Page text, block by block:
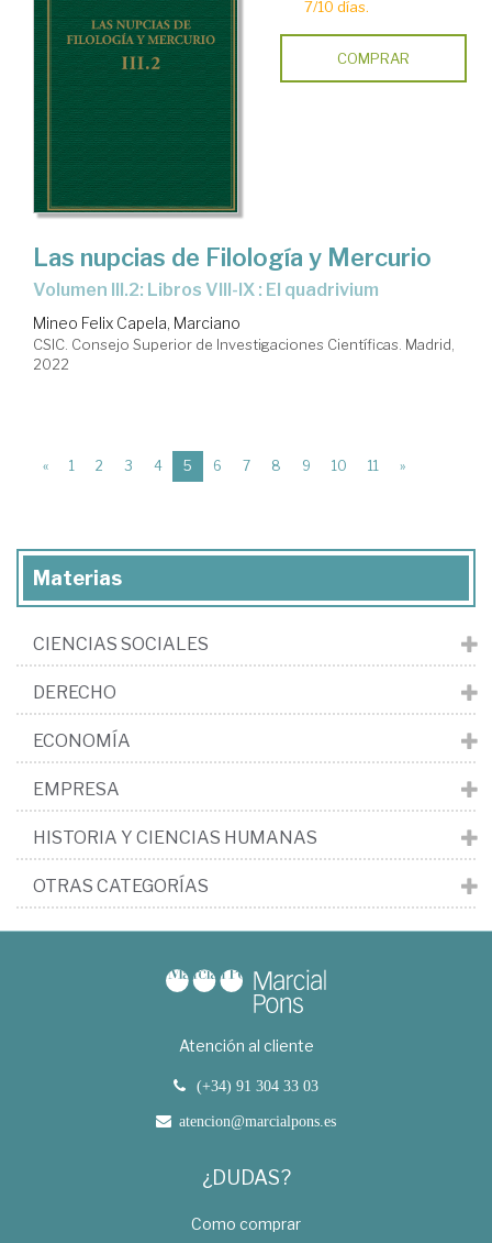
7/10 días.
COMPRAR
Las nupcias de Filología y Mercurio
Volumen III.2: Libros VIII-IX : El quadrivium
Mineo Felix Capela, Marciano
CSIC. Consejo Superior de Investigaciones Científicas. Madrid,
2022
« 1 2 3 4 5 (current)
6 7 8 9 10 11 »
Materias
CIENCIAS SOCIALES
DERECHO
ECONOMÍA
EMPRESA
HISTORIA Y CIENCIAS HUMANAS
OTRAS CATEGORÍAS
Atención al cliente
(+34) 91 304 33 03
atencion@marcialpons.es
¿DUDAS?
Como comprar